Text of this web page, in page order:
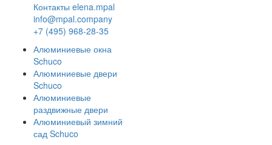
Контакты elena.mpal
info@mpal.company
+7 (495) 968-28-35
Алюминиевые окна
Schuco
Алюминиевые двери
Schuco
Алюминиевые
раздвижные двери
Алюминиевый зимний
сад Schuco